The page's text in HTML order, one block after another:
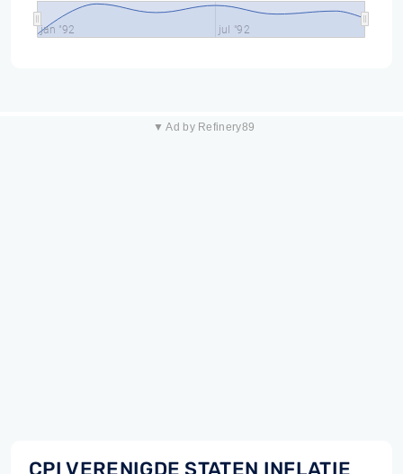
jan "92 jul "92
▼ Ad by Refinery89
CPI VERENIGDE STATEN INFLATIE